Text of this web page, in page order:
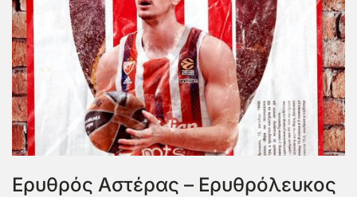
Ερυθρός Αστέρας – Ερυθρόλευκος